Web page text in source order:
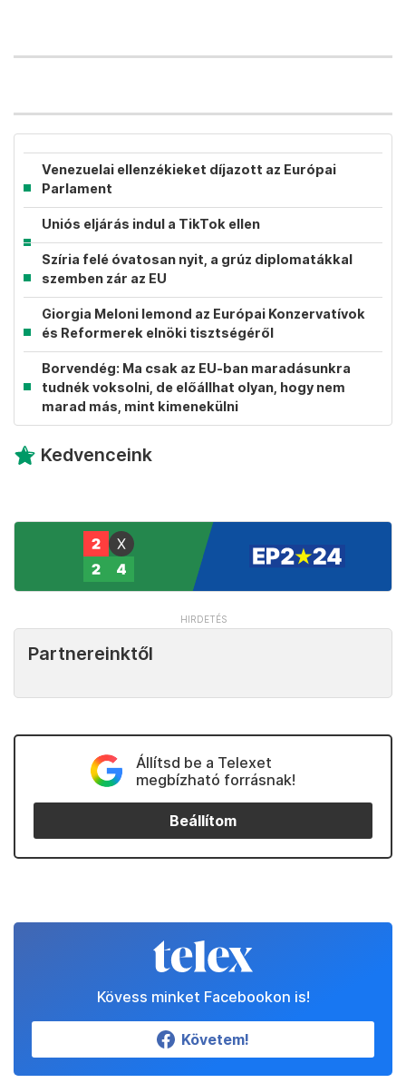
Venezuelai ellenzékieket díjazott az Európai
Parlament
Uniós eljárás indul a TikTok ellen
Szíria felé óvatosan nyit, a grúz diplomatákkal
szemben zár az EU
Giorgia Meloni lemond az Európai Konzervatívok
és Reformerek elnöki tisztségéről
Borvendég: Ma csak az EU-ban maradásunkra
tudnék voksolni, de előállhat olyan, hogy nem
marad más, mint kimenekülni
Kedvenceink
Partnereinktől
Állítsd be a Telexet
megbízható forrásnak!
Beállítom
Kövess minket Facebookon is!
Követem!